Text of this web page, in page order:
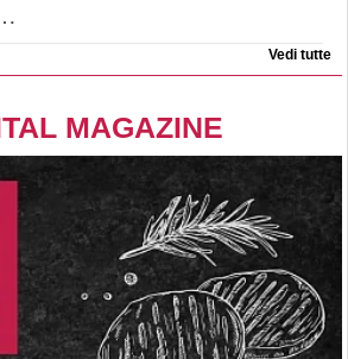
Vedi tutte
MAGAZINE